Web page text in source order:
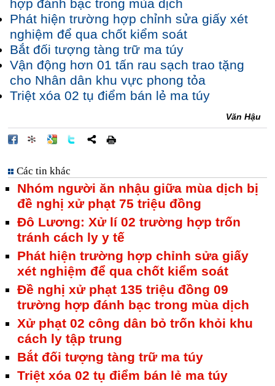
hợp đánh bạc trong mùa dịch
Phát hiện trường hợp chỉnh sửa giấy xét
nghiệm để qua chốt kiểm soát
Bắt đối tượng tàng trữ ma túy
Vận động hơn 01 tấn rau sạch trao tặng
cho Nhân dân khu vực phong tỏa
Triệt xóa 02 tụ điểm bán lẻ ma túy
Văn Hậu
Các tin khác
Nhóm người ăn nhậu giữa mùa dịch bị
đề nghị xử phạt 75 triệu đồng
Đô Lương: Xử lí 02 trường hợp trốn
tránh cách ly y tế
Phát hiện trường hợp chỉnh sửa giấy
xét nghiệm để qua chốt kiểm soát
Đề nghị xử phạt 135 triệu đồng 09
trường hợp đánh bạc trong mùa dịch
Xử phạt 02 công dân bỏ trốn khỏi khu
cách ly tập trung
Bắt đối tượng tàng trữ ma túy
Triệt xóa 02 tụ điểm bán lẻ ma túy